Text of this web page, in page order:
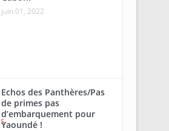
juin 01, 2022
Echos des Panthères/Pas
de primes pas
d’embarquement pour
Yaoundé !